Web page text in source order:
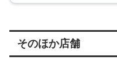
そのほか店舗